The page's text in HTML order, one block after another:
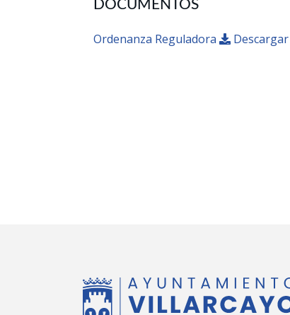
DOCUMENTOS
Ordenanza Reguladora Descargar